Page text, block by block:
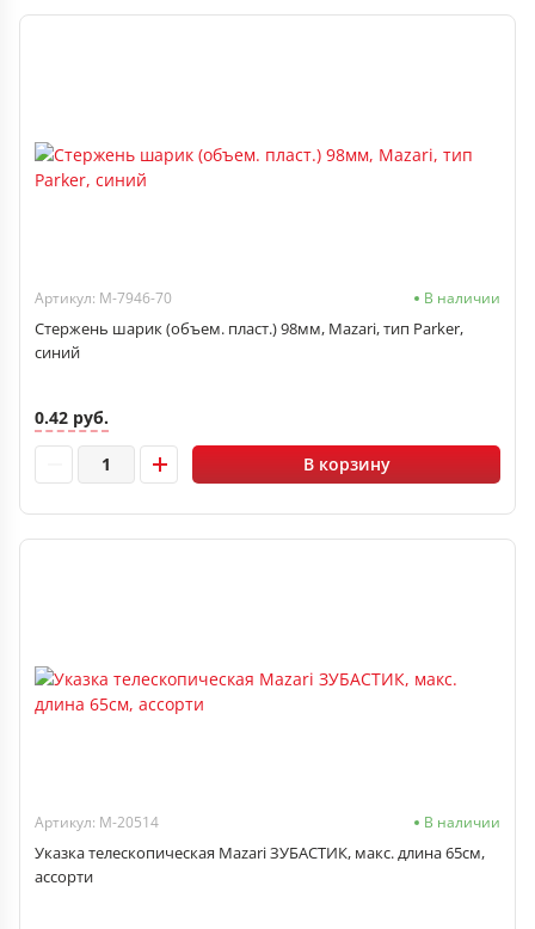
Артикул: М-7946-70 В наличии
Стержень шарик (объем. пласт.) 98мм, Mazari, тип Parker,
синий
0.42 руб.
В корзину
Артикул: M-20514 В наличии
Указка телескопическая Mazari ЗУБАСТИК, макс. длина 65см,
ассорти